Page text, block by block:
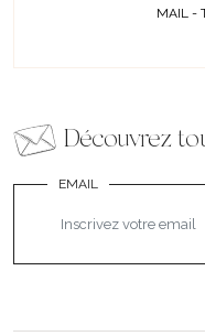
MAIL -
Découvrez
EMAIL